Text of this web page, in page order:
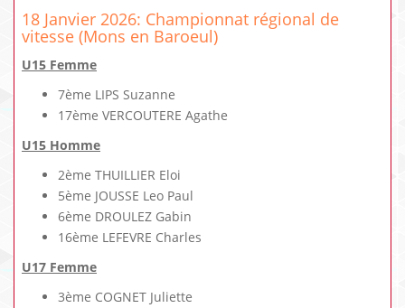
18 Janvier 2026: Championnat régional de
vitesse (Mons en Baroeul)
U15 Femme
7ème LIPS Suzanne
17ème VERCOUTERE Agathe
U15 Homme
2ème THUILLIER Eloi
5ème JOUSSE Leo Paul
6ème DROULEZ Gabin
16ème LEFEVRE Charles
U17 Femme
3ème COGNET Juliette